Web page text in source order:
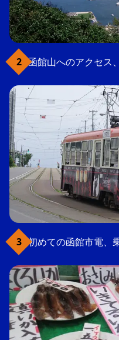
函館山へのアクセス
初めての函館市電、